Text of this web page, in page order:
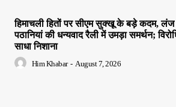
हिमाचली हितों पर सीएम सुक्खू के बड़े कदम, लंज
पठानियां की धन्यवाद रैली में उमड़ा समर्थन;
साधा निशाना
Him Khabar - August 7, 2026